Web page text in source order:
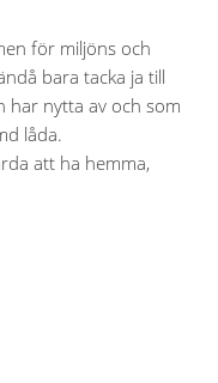
för miljöns och
bara tacka ja till
har nytta av och som
låda.
att ha hemma,